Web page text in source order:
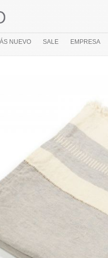
NUEVO SALE EMPRESA